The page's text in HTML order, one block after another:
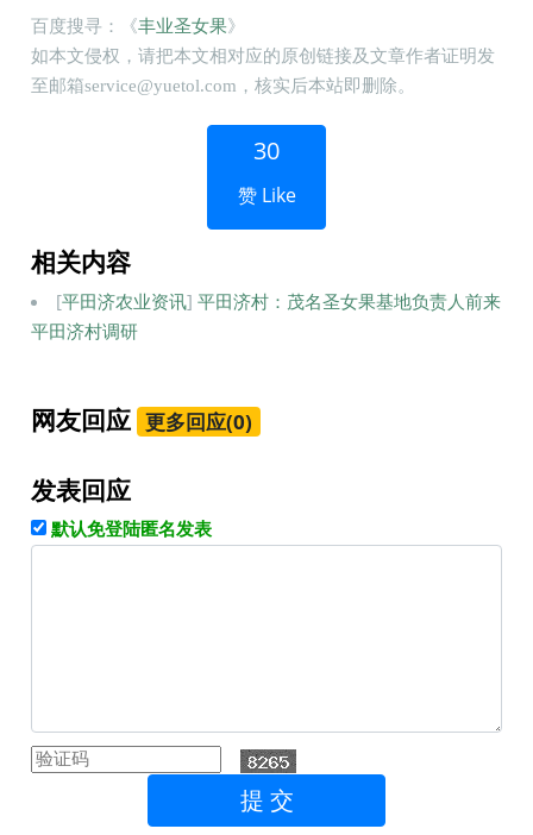
百度搜寻：《丰业圣女果》
如本文侵权，请把本文相对应的原创链接及文章作者证明发
至邮箱service@yuetol.com，核实后本站即删除。
30
赞 Like
相关内容
[平田济农业资讯]平田济村：茂名圣女果基地负责人前来
平田济村调研
网友回应 更多回应(0)
发表回应
默认免登陆匿名发表